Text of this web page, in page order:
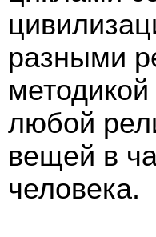
разными
любой
вещей в
человека.